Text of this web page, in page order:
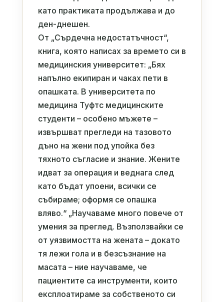
като практиката продължава и до
ден-днешен.
От „Сърдечна недостатъчност“,
книга, която написах за времето си в
медицинския университет: „Бях
напълно екипиран и чаках пети в
опашката. В университета по
медицина Туфтс медицинските
студенти – особено мъжете –
извършват прегледи на тазовото
дъно на жени под упойка без
тяхното съгласие и знание. Жените
идват за операция и веднага след
като бъдат упоени, всички се
събираме; оформя се опашка
вляво.“ „Научаваме много повече от
умения за преглед. Възползвайки се
от уязвимостта на жената – докато
тя лежи гола и в безсъзнание на
масата – ние научаваме, че
пациентите са инструменти, които
експлоатираме за собственото си